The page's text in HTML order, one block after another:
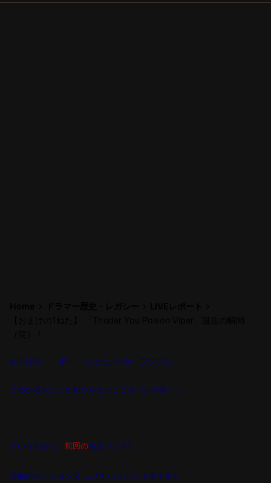
おまけの……1 日 じゃないのか。ブツブツ。
とわかる人にしかわからないことをつぶやきつつ。
というわけで、 前回のおまけです?。
今回のセッション名……というかバンド名ですが、